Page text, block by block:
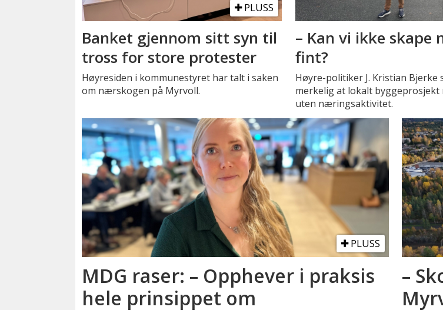
PLUSS
Banket gjennom sitt syn til
tross for store protester
Høyresiden i kommunestyret har talt i saken
om nærskogen på Myrvoll.
– Kan vi ikke skape
fint?
Høyre-politiker J. Kristian Bjerke
merkelig at lokalt byggeprosjekt
uten næringsaktivitet.
PLUSS
MDG raser: – Opphever i praksis
hele prinsippet om
–